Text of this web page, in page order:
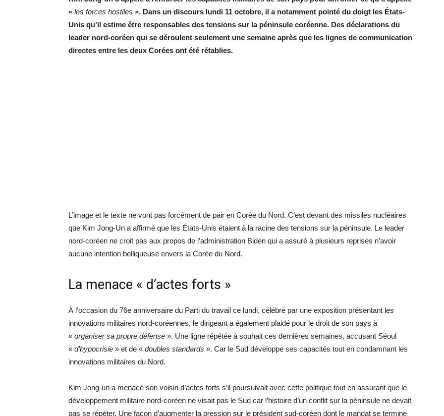
« les forces hostiles ». Dans un discours lundi 11 octobre, il a notamment pointé du doigt les États-
Unis qu’il estime être responsables des tensions sur la péninsule coréenne. Des déclarations du
leader nord-coréen qui se déroulent seulement une semaine après que les lignes de communication
directes entre les deux Corées ont été rétablies.
L’image et le texte ne vont pas forcément de pair en Corée du Nord. C’est devant des missiles nucléaires
que Kim Jong-Un a affirmé que les États-Unis étaient à la racine des tensions sur la péninsule. Le leader
nord-coréen ne croit pas aux propos de l’administration Biden qui a assuré à plusieurs reprises n’avoir
aucune intention belliqueuse envers la Corée du Nord.
La menace « d’actes forts »
À l’occasion du 76e anniversaire du Parti du travail ce lundi, célébré par une exposition présentant les
innovations militaires nord-coréennes, le dirigeant a également plaidé pour le droit de son pays à
« organiser sa propre défense ». Une ligne répétée à souhait ces dernières semaines, accusant Séoul
« d’hypocrisie » et de « doubles standards ». Car le Sud développe ses capacités tout en condamnant les
innovations militaires du Nord.
Kim Jong-un a menacé son voisin d’actes forts s’il poursuivait avec cette politique tout en assurant que le
développement militaire nord-coréen ne visait pas le Sud car l’histoire d’un conflit sur la péninsule ne devait
pas se répéter. Une façon d’augmenter la pression sur le président sud-coréen dont le mandat se termine